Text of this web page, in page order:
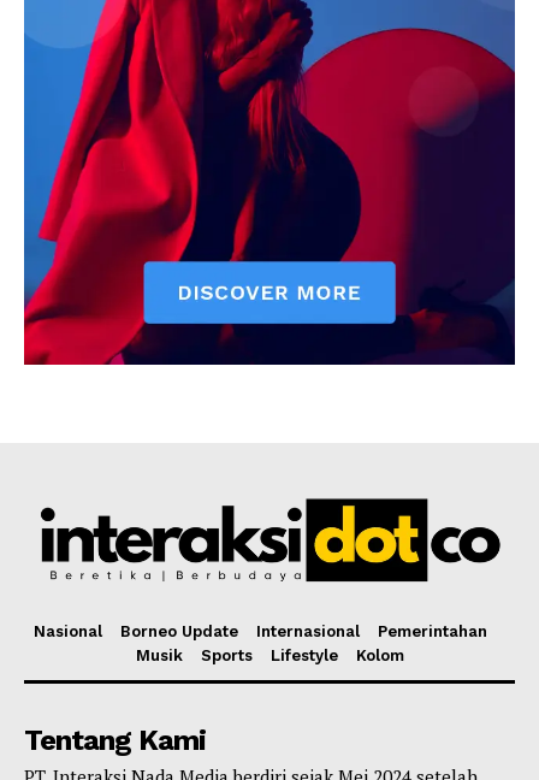
Nasional Borneo Update Internasional
Pemerintahan
Musik
Sports Lifestyle Kolom
Tentang Kami